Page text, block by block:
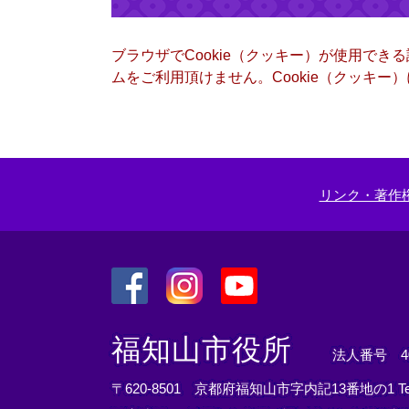
ブラウザでCookie（クッキー）が使用でき
ムをご利用頂けません。Cookie（クッキー
リンク・著作
外
部
リ
ン
外
部
リ
ン
外
部
リ
ン
福知山市役所 法人番号
〒620-8501 京都府福知山市字内記13番地の1